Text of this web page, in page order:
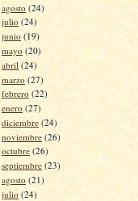
agosto (24)
julio (24)
junio (19)
mayo (20)
abril (24)
marzo (27)
febrero (22)
enero (27)
diciembre (24)
noviembre (26)
octubre (26)
septiembre (23)
agosto (21)
julio (24)